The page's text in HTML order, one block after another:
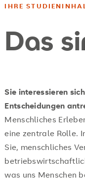
IHRE
Das
Sie interessieren
Entscheidungen
Menschliches
eine zentrale Rolle.
Sie, menschliches
was uns Menschen